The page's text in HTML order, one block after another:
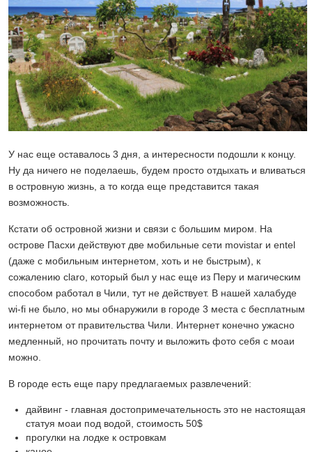
У нас еще оставалось 3 дня, а интересности подошли к концу.
Ну да ничего не поделаешь, будем просто отдыхать и вливаться
в островную жизнь, а то когда еще представится такая
возможность.
Кстати об островной жизни и связи с большим миром. На
острове Пасхи действуют две мобильные сети movistar и entel
(даже с мобильным интернетом, хоть и не быстрым), к
сожалению claro, который был у нас еще из Перу и магическим
способом работал в Чили, тут не действует. В нашей халабуде
wi-fi не было, но мы обнаружили в городе 3 места с бесплатным
интернетом от правительства Чили. Интернет конечно ужасно
медленный, но прочитать почту и выложить фото себя с моаи
можно.
В городе есть еще пару предлагаемых развлечений:
дайвинг - главная достопримечательность это не настоящая
статуя моаи под водой, стоимость 50$
прогулки на лодке к островкам